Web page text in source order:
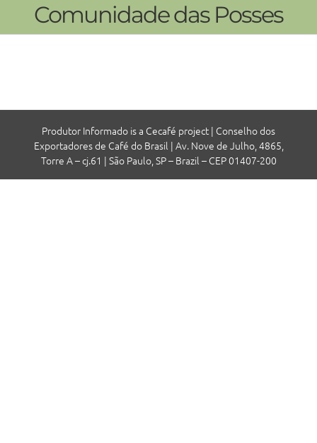
Comunidade das Posses
Produtor Informado is a Cecafé project | Conselho dos
Exportadores de Café do Brasil | Av. Nove de Julho, 4865,
Torre A – cj.61 | São Paulo, SP – Brazil – CEP 01407-200